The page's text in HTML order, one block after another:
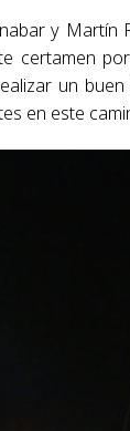
y Martín
certamen
un
en este